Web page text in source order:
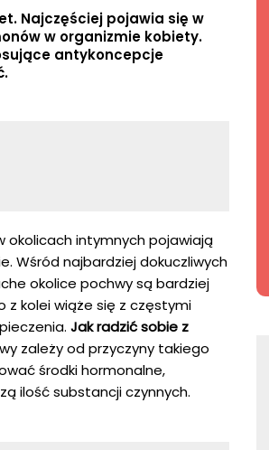
Najczęściej pojawia się w
w organizmie kobiety.
antykoncepcje
okolicach intymnych pojawiają
Wśród najbardziej dokuczliwych
okolice pochwy są bardziej
z kolei wiąże się z częstymi
Jak radzić sobie z
zależy od przyczyny takiego
środki hormonalne,
ilość substancji czynnych.